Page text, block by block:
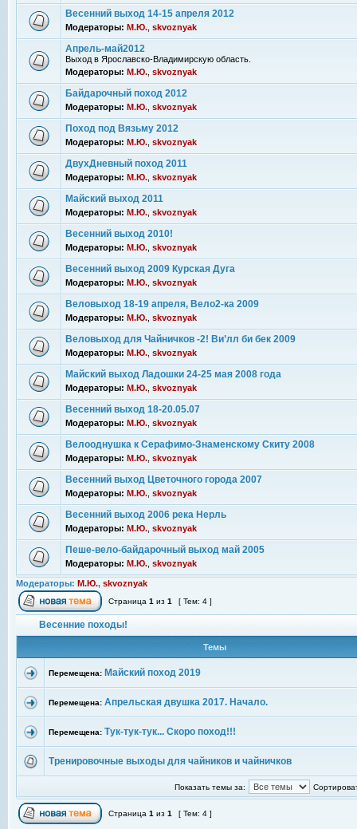
Весенний выход 14-15 апреля 2012
Модераторы: М.Ю. skvoznyak
Апрель-май2012
Выход в Ярославско-Владимирскую область.
Модераторы: М.Ю. skvoznyak
Байдарочный поход 2012
Модераторы: М.Ю. skvoznyak
Поход под Вязьму 2012
Модераторы: М.Ю. skvoznyak
ДвухДневный поход 2011
Модераторы: М.Ю. skvoznyak
Майский выход 2011
Модераторы: М.Ю. skvoznyak
Весенний выход 2010!
Модераторы: М.Ю. skvoznyak
Весенний выход 2009 Курская Дуга
Модераторы: М.Ю. skvoznyak
Веловыход 18-19 апреля, Вело2-ка 2009
Модераторы: М.Ю. skvoznyak
Веловыход для Чайничков -2! Ви’лл би бек 2009
Модераторы: М.Ю. skvoznyak
Майский выход Ладошки 24-25 мая 2008 года
Модераторы: М.Ю. skvoznyak
Весенний выход 18-20.05.07
Модераторы: М.Ю. skvoznyak
Велооднушка к Серафимо-Знаменскому Скиту 2008
Модераторы: М.Ю. skvoznyak
Весенний выход Цветочного города 2007
Модераторы: М.Ю. skvoznyak
Весенний выход 2006 река Нерль
Модераторы: М.Ю. skvoznyak
Пеше-вело-байдарочный выход май 2005
Модераторы: М.Ю. skvoznyak
Модераторы: М.Ю., skvoznyak
Страница 1 из 1 [ Тем: 4 ]
Весенние походы!
Темы
Перемещена: Майский поход 2019
Перемещена: Апрельская двушка 2017. Начало.
Перемещена: Тук-тук-тук... Скоро поход!!!
Тренировочные выходы для чайников и чайничков
Показать темы за:
Страница 1 из 1 [ Тем: 4 ]